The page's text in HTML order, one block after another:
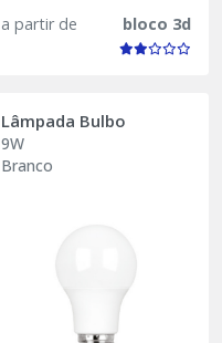
a partir de bloco 3d
Lâmpada Bulbo
9W
Branco